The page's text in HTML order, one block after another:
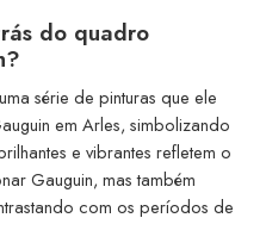
do quadro
série de pinturas que ele
em Arles, simbolizando
e vibrantes refletem o
Gauguin, mas também
com os períodos de